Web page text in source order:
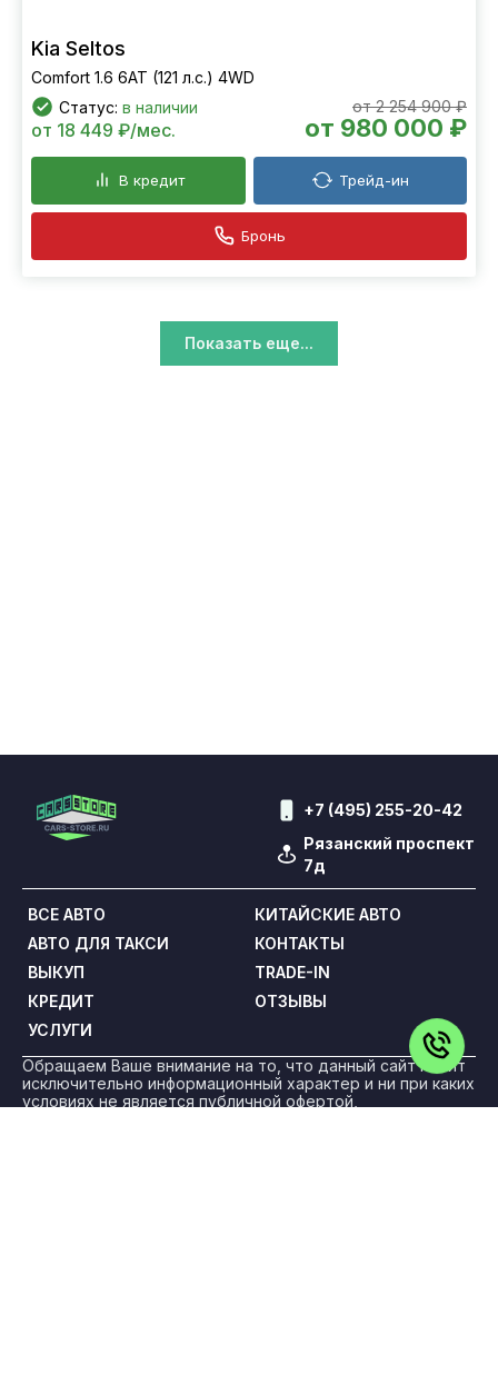
Kia Seltos
Comfort 1.6 6АТ (121 л.с.) 4WD
Статус: в наличии от 2 254 900 ₽
от 980 000 ₽
от 18 449 ₽/мес.
В кредит Трейд-ин
Бронь
Показать еще...
+7 (495) 255-20-42
Рязанский проспект
7д
ВСЕ АВТО
КИТАЙСКИЕ АВТО
АВТО ДЛЯ ТАКСИ
КОНТАКТЫ
ВЫКУП
TRADE-IN
КРЕДИТ
ОТЗЫВЫ
УСЛУГИ
Обращаем Ваше внимание на то, что данный сайт носит
исключительно информационный характер и ни при каких
условиях не является публичной офертой,